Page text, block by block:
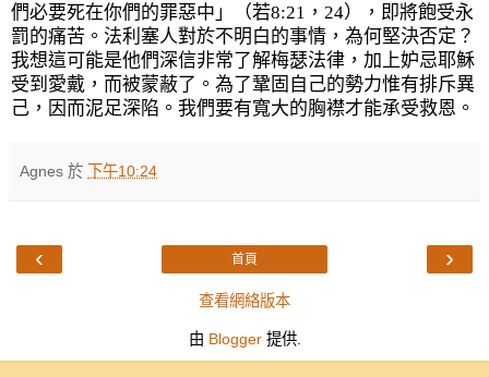
們必要死在你們的罪惡中」（若8:21 ， 24），即將飽受永
罰的痛苦。法利塞人對於不明白的事情，為何堅決否定？
我想這可能是他們深信非常了解梅瑟法律，加上妒忌耶穌
受到愛戴，而被蒙蔽了。為了鞏固自己的勢力惟有排斥異
己，因而泥足深陷。我們要有寬大的胸襟才能承受救恩。
Agnes 於 下午10:24
‹ ›
首頁
查看網絡版本
由 Blogger提供.